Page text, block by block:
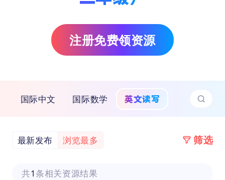
注册免费领资源
国际中文 国际数学 英文读写
最新发布 浏览最多 筛选
共1 条相关资源结果